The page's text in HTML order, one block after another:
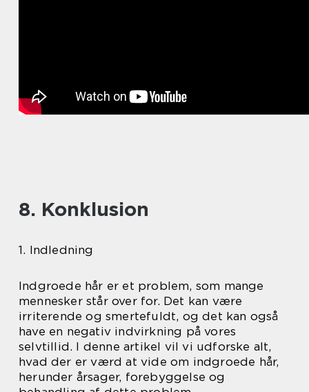
8. Konklusion
1. Indledning
Indgroede hår er et problem, som mange
mennesker står over for. Det kan være
irriterende og smertefuldt, og det kan også
have en negativ indvirkning på vores
selvtillid. I denne artikel vil vi udforske alt,
hvad der er værd at vide om indgroede hår,
herunder årsager, forebyggelse og